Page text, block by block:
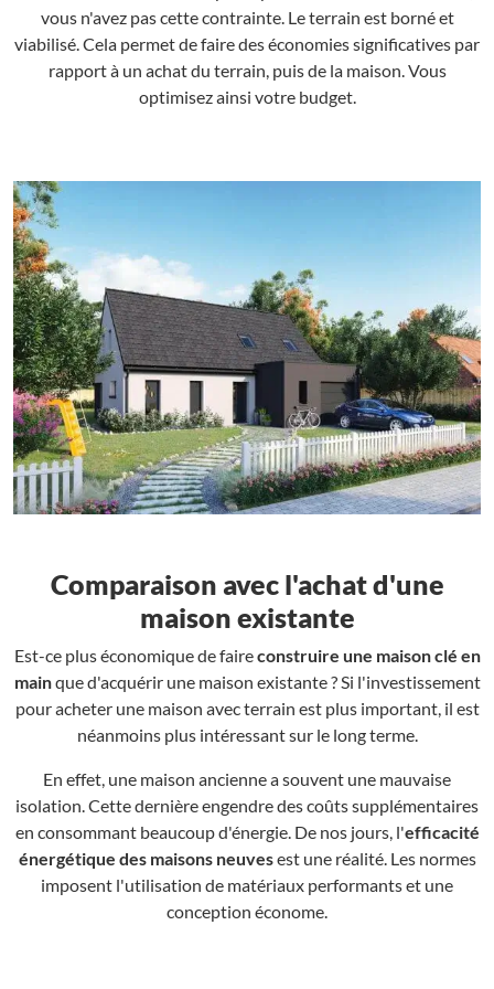
vous n'avez pas cette contrainte. Le terrain est borné et
viabilisé. Cela permet de faire des économies significatives par
rapport à un achat du terrain, puis de la maison. Vous
optimisez ainsi votre budget.
Comparaison avec l'achat d'une
maison existante
Est-ce plus économique de faireconstruire une maison clé en
mainque d'acquérir une maison existante ? Si l'investissement
pour acheter une maison avec terrain est plus important, il est
néanmoins plus intéressant sur le long terme.
En effet, une maison ancienne a souvent une mauvaise
isolation. Cette dernière engendre des coûts supplémentaires
en consommant beaucoup d'énergie. De nos jours, l'efficacité
énergétique des maisons neuvesest une réalité. Les normes
imposent l'utilisation de matériaux performants et une
conception économe.